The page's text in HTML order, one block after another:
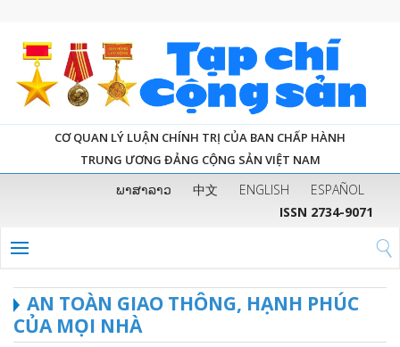
CƠ QUAN LÝ LUẬN CHÍNH TRỊ CỦA BAN CHẤP HÀNH
TRUNG ƯƠNG ĐẢNG CỘNG SẢN VIỆT NAM
ພາສາລາວ 中文 ENGLISH
ESPAÑOL
ISSN 2734-9071
AN TOÀN GIAO THÔNG, HẠNH PHÚC
CỦA MỌI NHÀ